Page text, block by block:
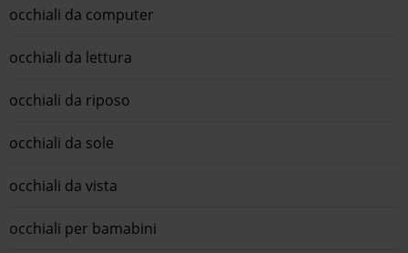
occhiali da computer
occhiali da lettura
occhiali da riposo
occhiali da sole
occhiali da vista
occhiali per bamabini